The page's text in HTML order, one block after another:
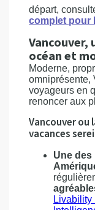
départ,
complet pour
océan et
Moderne,
omniprésente,
voyageurs en
renoncer aux
Vancouver ou
vacances
Une des
Livability